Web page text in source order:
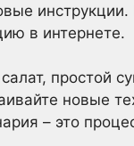
в интернете.
простой
новые
– это